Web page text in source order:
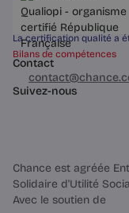
4 min
La certification qualité a
Bilans de compétences
Contact
03 60 84 01 14
Suivez-nous
Chance est agréée
Solidaire d'Utilité
Avec le soutien de